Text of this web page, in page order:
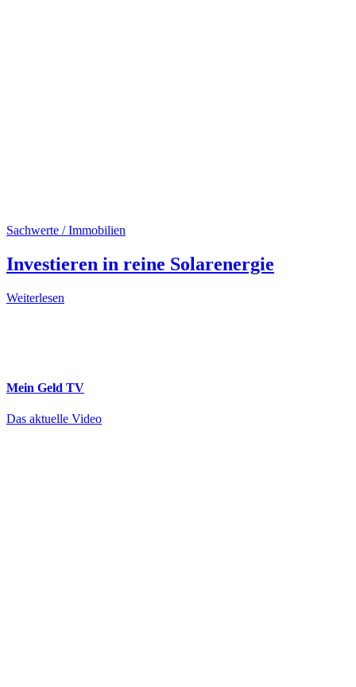
Sachwerte / Immobilien
Investieren in reine Solarenergie
Weiterlesen
Mein Geld TV
Das aktuelle Video